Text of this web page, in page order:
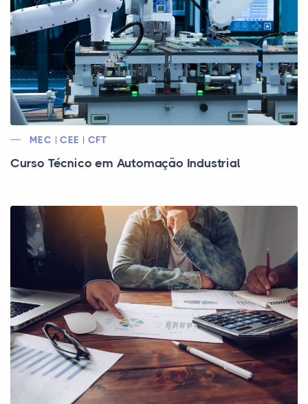
MEC | CEE | CFT
Curso Técnico em Automação Industrial